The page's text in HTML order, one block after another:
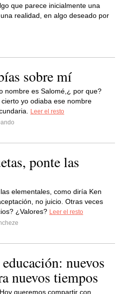
que parece inicialmente una
realidad, en algo deseado por
sobre mí
nombre es Salomé,¿ por que?
yo odiaba ese nombre
Leer el resto
ponte las
elementales, como diría Ken
no juicio. Otras veces
¿Valores? Leer el resto
nuevos
nuevos tiempos
Hoy queremos compartir con